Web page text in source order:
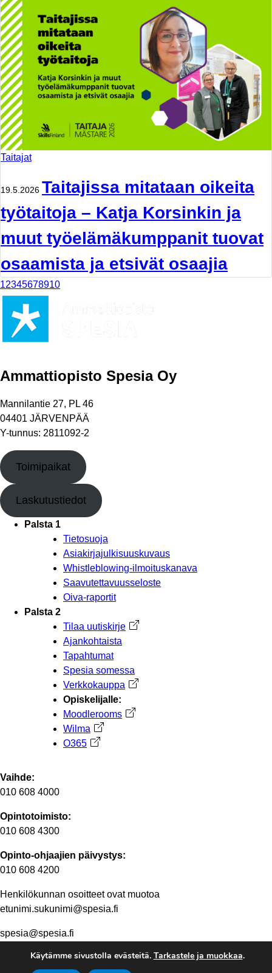
Taitajat
19.5.2026 Taitajissa mitataan oikeita
työtaitoja – Katja Korsinkin ja
muut työelämäkumppanit tuovat
osaamista ja etsivät osaajia
12345678910
Ammattiopisto Spesia Oy
Mannilantie 27, PL 46
04401 JÄRVENPÄÄ
Y-tunnus: 2811092-2
Toimipaikat
Laskutustiedot
Palsta 1
Tietosuoja
Asiakirjajulkisuuskuvaus
Whistleblowing-ilmoituskanava
Saavutettavuusseloste
Oiva-raportit
Palsta 2
Tilaa uutiskirje Avautuu uuteen välilehteen
Ajankohtaista
Tapahtumat
Spesia somessa
Verkkokauppa Avautuu uuteen välilehteen
Opiskelijalle:
Moodlerooms Avautuu uuteen välilehteen
Wilma Avautuu uuteen välilehteen
O365 Avautuu uuteen välilehteen
Vaihde:
010 608 4000
Opintotoimisto:
010 608 4300
Opinto-ohjaajien päivystys:
010 608 4200
Henkilökunnan osoitteet ovat muotoa
etunimi.sukunimi@spesia.fi
spesia@spesia.fi
Henkilöstön yhteystiedot
Käytämme sivustolla evästeitä. Tarkastele ja muokkaa.